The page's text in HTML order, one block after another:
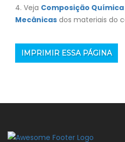
4. Veja Composição Química
Mecânicas dos materiais do
IMPRIMIR ESSA PÁGINA